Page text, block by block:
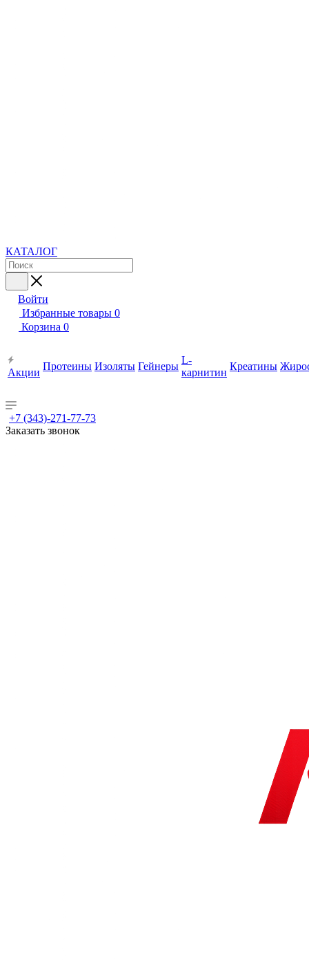
КАТАЛОГ
Войти
Избранные товары 0
Корзина 0
Акции
Протеины Изоляты Гейнеры
L-
карнитин
Креатины
+7 (343)-271-77-73
Заказать звонок